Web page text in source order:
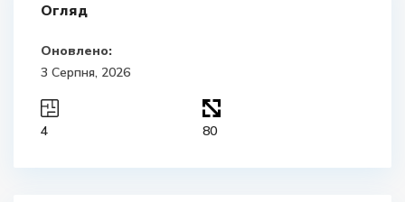
Огляд
Оновлено:
3 Серпня, 2026
4 80